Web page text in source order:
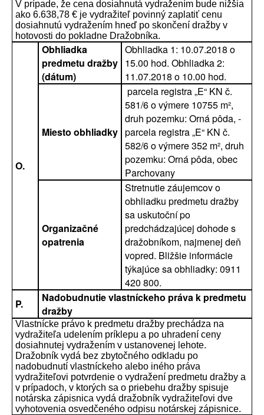
V prípade, že cena dosiahnutá vydražením bude nižšia
ako 6.638,78 € je vydražiteľ povinný zaplatiť cenu
dosiahnutú vydražením hneď po skončení dražby v
hotovosti do pokladne Dražobníka.
O.
Obhliadka
predmetu dražby
(dátum)
Obhliadka 1: 10.07.2018 o
15.00 hod. Obhliadka 2:
11.07.2018 o 10.00 hod.
Miesto obhliadky
­
parcela registra „E“ KN č.
581/6 o výmere 10755 m²,
druh pozemku: Orná pôda, ­
parcela registra „E“ KN č.
582/6 o výmere 352 m², druh
pozemku: Orná pôda, obec
Parchovany
Organizačné
opatrenia
Stretnutie záujemcov o
obhliadku predmetu dražby
sa uskutoční po
predchádzajúcej dohode s
dražobníkom, najmenej deň
vopred. Bližšie informácie
týkajúce sa obhliadky: 0911
420 800.
P.
Nadobudnutie vlastníckeho práva k predmetu
dražby
Vlastnícke právo k predmetu dražby prechádza na
vydražiteľa udelením príklepu a po uhradení ceny
dosiahnutej vydražením v ustanovenej lehote.
Dražobník vydá bez zbytočného odkladu po
nadobudnutí vlastníckeho alebo iného práva
vydražiteľovi potvrdenie o vydražení predmetu dražby a
v prípadoch, v ktorých sa o priebehu dražby spisuje
notárska zápisnica vydá dražobník vydražiteľovi dve
vyhotovenia osvedčeného odpisu notárskej zápisnice.